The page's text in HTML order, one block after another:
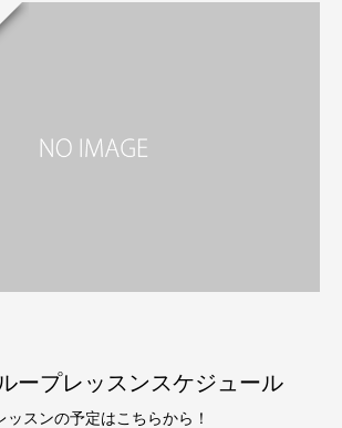
ープレッスンスケジュール
スンの予定はこちらから！